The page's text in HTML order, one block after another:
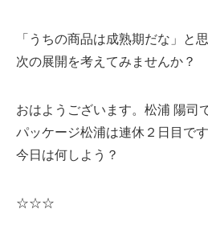
「うちの商品は成熟期だな」と
次の展開を考えてみませんか？
おはようございます。松浦 陽司で
パッケージ松浦は連休２日目です
今日は何しよう？
☆☆☆